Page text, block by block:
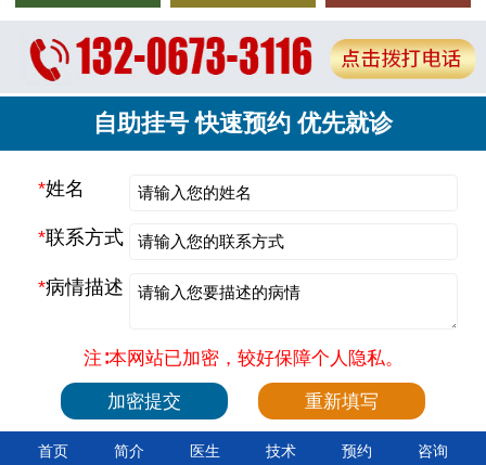
自助挂号 快速预约 优先就诊
*姓名
*联系方式
*病情描述
注∶本网站已加密，较好保障个人隐私。
首页 简介 医生 技术 预约 咨询